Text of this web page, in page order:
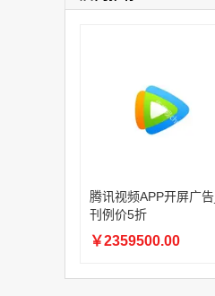
腾讯视频APP开屏广告_
刊例价5折
￥2359500.00